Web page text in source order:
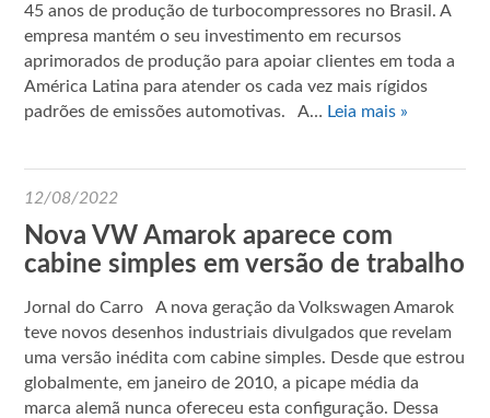
45 anos de produção de turbocompressores no Brasil. A
empresa mantém o seu investimento em recursos
aprimorados de produção para apoiar clientes em toda a
América Latina para atender os cada vez mais rígidos
padrões de emissões automotivas. A… Leia mais »
12/08/2022
Nova VW Amarok aparece com
cabine simples em versão de trabalho
Jornal do Carro A nova geração da Volkswagen Amarok
teve novos desenhos industriais divulgados que revelam
uma versão inédita com cabine simples. Desde que estrou
globalmente, em janeiro de 2010, a picape média da
marca alemã nunca ofereceu esta configuração. Dessa